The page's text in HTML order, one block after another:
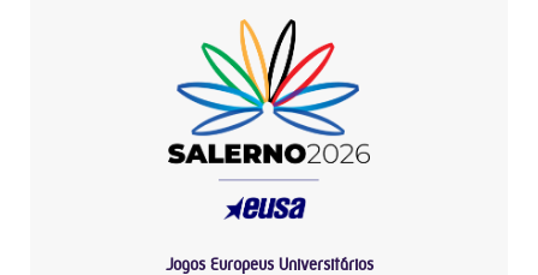
Jogos Europeus Universitários